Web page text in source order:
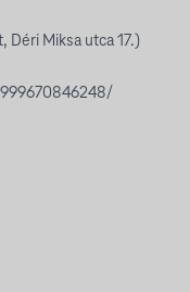
Déri Miksa utca 17.)